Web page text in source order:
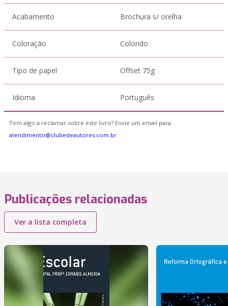
Acabamento Brochura s/ orelha
Coloração Colorido
Tipo de papel Offset 75g
Idioma Português
Tem algo a reclamar sobre este livro? Envie um email para
atendimento@clubedeautores.com.br
Publicações relacionadas
Ver a lista completa